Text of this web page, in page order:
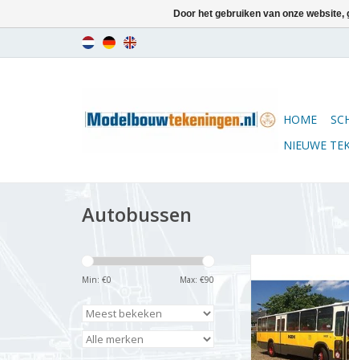
HOME
NIEUWE
Autobussen
Min: €0 Max: €90
8224 in NZH
Bouwtekening
TOEVOEGEN AAN
Door het gebruiken van onze